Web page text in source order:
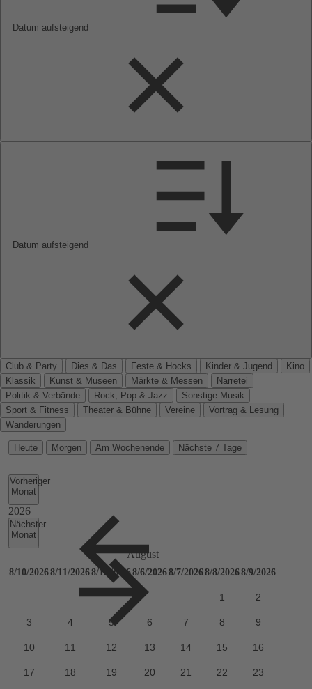
Datum aufsteigend
Datum aufsteigend
Club & Party Dies & Das Feste & Hocks Kinder & Jugend
Kino
Klassik
Kunst & Museen Märkte & Messen
Narretei
Politik & Verbände
Rock, Pop & Jazz
Sonstige Musik
Sport & Fitness
Theater & Bühne Vereine
Vortrag & Lesung
Wanderungen
Heute Morgen Am Wochenende Nächste 7 Tage
Vorheriger
Monat
Nächster
Monat